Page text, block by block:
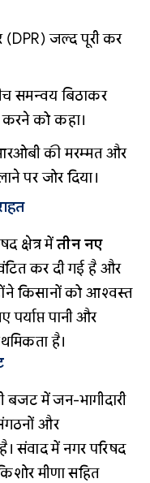
(DPR) जल्द पूरी कर
समन्वय बिठाकर
को कहा।
की मरम्मत और
पर जोर दिया।
क्षेत्र मेंतीन नए
कर दी गई है और
किसानों को आश्वस्त
पानी और
है।
बजट में जन-भागीदारी
और
संवाद में नगर परिषद
मीणा सहित